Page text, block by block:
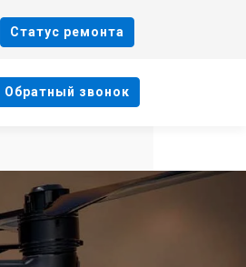
Cтатус ремонта
Oбратный звонок